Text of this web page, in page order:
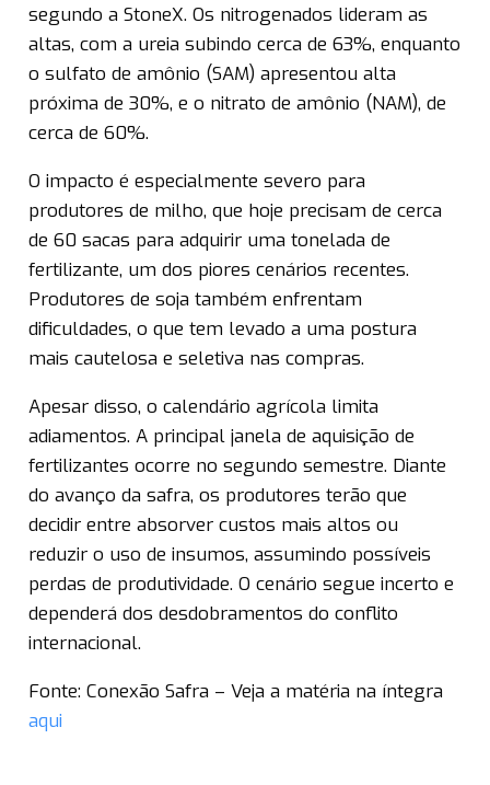
segundo a StoneX. Os nitrogenados lideram as
altas, com a ureia subindo cerca de 63%, enquanto
o sulfato de amônio (SAM) apresentou alta
próxima de 30%, e o nitrato de amônio (NAM), de
cerca de 60%.
O impacto é especialmente severo para
produtores de milho, que hoje precisam de cerca
de 60 sacas para adquirir uma tonelada de
fertilizante, um dos piores cenários recentes.
Produtores de soja também enfrentam
dificuldades, o que tem levado a uma postura
mais cautelosa e seletiva nas compras.
Apesar disso, o calendário agrícola limita
adiamentos. A principal janela de aquisição de
fertilizantes ocorre no segundo semestre. Diante
do avanço da safra, os produtores terão que
decidir entre absorver custos mais altos ou
reduzir o uso de insumos, assumindo possíveis
perdas de produtividade. O cenário segue incerto e
dependerá dos desdobramentos do conflito
internacional.
Fonte: Conexão Safra – Veja a matéria na íntegra
aqui